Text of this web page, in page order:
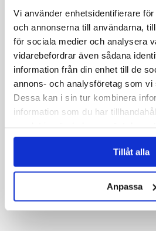
Vi använder enhetsidentifierare
och annonserna till användarna,
för sociala medier och analysera
vidarebefordrar även sådana
information från din enhet till de
annons- och analysföretag som vi
Dessa kan i sin tur kombinera
information som du har
Tillåt alla
Anpassa